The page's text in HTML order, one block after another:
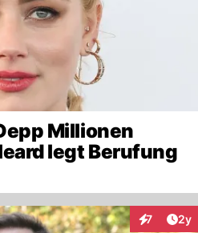
Millionen
legt Berufung
7 2y